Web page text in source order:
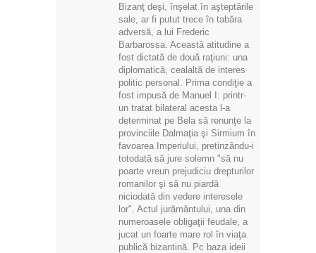
Bizanţ deşi, înşelat în aşteptările
sale, ar fi putut trece în tabăra
adversă, a lui Frederic
Barbarossa. Această atitudine a
fost dictată de două raţiuni: una
diplomatică, cealaltă de interes
politic personal. Prima condiţie a
fost impusă de Manuel I: printr-
un tratat bilateral acesta l-a
determinat pe Bela să renunţe la
provinciile Dalmaţia şi Sirmium în
favoarea Imperiului, pretinzându-i
totodată să jure solemn "să nu
poarte vreun prejudiciu drepturilor
romanilor şi să nu piardă
niciodată din vedere interesele
lor". Actul jurământului, una din
numeroasele obligaţii feudale, a
jucat un foarte mare rol în viaţa
publică bizantină. Pc baza ideii